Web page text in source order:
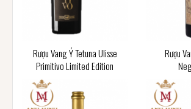
Rượu Vang Ý Tetuna Ulisse
Primitivo Limited Edition
Rượu